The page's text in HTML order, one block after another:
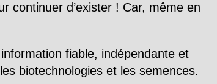
continuer d’exister ! Car, même en
fiable, indépendante et
biotechnologies et les semences.